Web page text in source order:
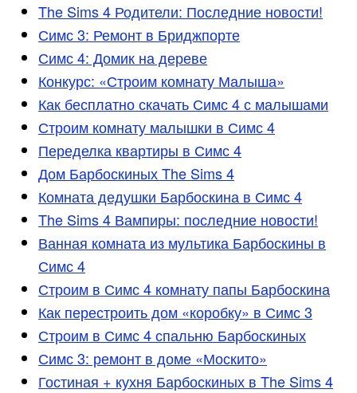
The Sims 4 Родители: Последние новости!
Симс 3: Ремонт в Бриджпорте
Симс 4: Домик на дереве
Конкурс: «Строим комнату Малыша»
Как бесплатно скачать Симс 4 с малышами
Строим комнату малышки в Симс 4
Переделка квартиры в Симс 4
Дом Барбоскиных The Sims 4
Комната дедушки Барбоскина в Симс 4
The Sims 4 Вампиры: последние новости!
Ванная комната из мультика Барбоскины в
Симс 4
Строим в Симс 4 комнату папы Барбоскина
Как перестроить дом «коробку» в Симс 3
Строим в Симс 4 спальню Барбоскиных
Симс 3: ремонт в доме «Москито»
Гостиная + кухня Барбоскиных в The Sims 4